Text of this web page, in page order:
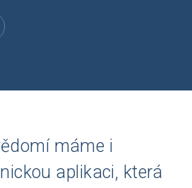
máme i
aplikaci, která